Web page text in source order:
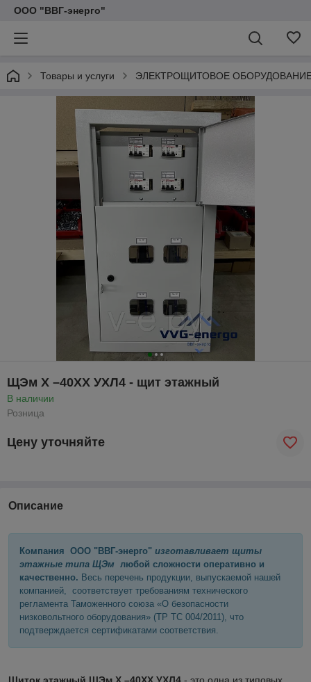
ООО "ВВГ-энерго"
Товары и услуги ЭЛЕКТРОЩИТОВОЕ
ЩЭм Х –40ХХ УХЛ4 - щит этажный
В наличии
Розница
Цену уточняйте
Описание
Компания ООО "ВВГ-энерго" изготавливает щиты
этажные типа ЩЭм
любой сложности оперативно и
качественно. Весь перечень продукции, выпускаемой нашей
компанией, соответствует требованиям технического
регламента Таможенного союза «О безопасности
низковольтного оборудования» (ТР ТС 004/2011), что
подтверждается сертификатами соответствия.
Щиток этажный ЩЭм Х –40ХХ УХЛ4 - это одна из типовых